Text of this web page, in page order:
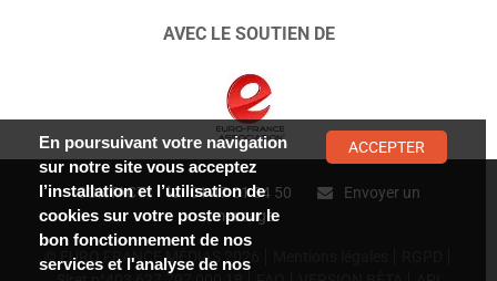
AVEC LE SOUTIEN DE
CONTACT : 01 47 01 34 50
Envoyer un
message
© EURO FRANCE MÉDIAS 2026
En poursuivant votre navigation
sur notre site vous acceptez
l’installation et l’utilisation de
cookies sur votre poste pour le
bon fonctionnement de nos
services et l'analyse de nos
ACCEPTER